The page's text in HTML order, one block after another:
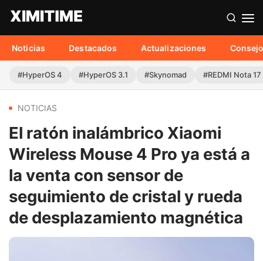
Noticias Destacados Actualizaciones
#HyperOS 4 #HyperOS 3.1 #Skynomad #REDMI Nota 17
NOTICIAS
El ratón inalámbrico Xiaomi
Wireless Mouse 4 Pro ya está a
la venta con sensor de
seguimiento de cristal y rueda
de desplazamiento magnética